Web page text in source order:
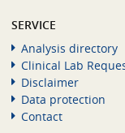
SERVICE
Analysis directory
Clinical Lab
Disclaimer
Data protection
Contact